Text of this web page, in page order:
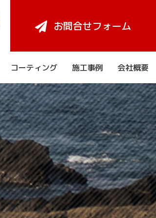
お問合せフォーム
コーティング 施工事例 会社概要